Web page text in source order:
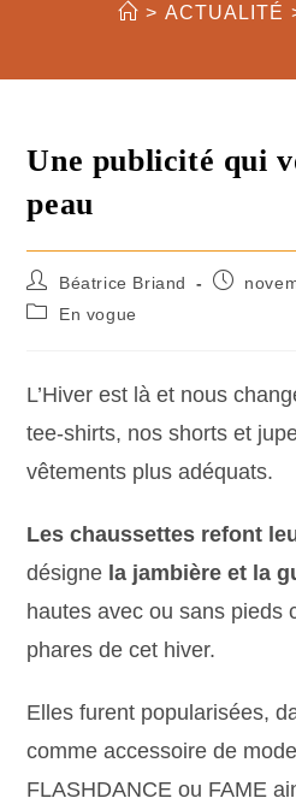
> ACTUALITÉ
Une publicité qui
peau
Béatrice Briand
En vogue
L’Hiver est là et nous
tee-shirts, nos shorts et
vêtements plus adéquats.
Les chaussettes refont
désigne la jambière et la
hautes avec ou sans pieds
phares de cet hiver.
Elles furent popularisées,
comme accessoire de
FLASHDANCE ou FAME